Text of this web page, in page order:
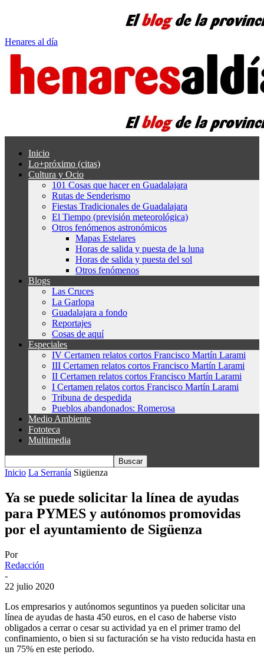
Henares al día
Inicio
Lo+próximo (citas)
Cultura y Ocio
101 Cosas que hacer en Guadalajara
Rutas de Senderismo
Fiestas Tradicionales de Guadalajara
El Tiempo (previsión meteorológica)
Otros fenómenos astronómicos
Mapas Estelares
Horas de salida y puesta de la luna
Horas de salida y puesta del sol
Otros fenómenos
Blogs
Las Cruces
La Garlopa
Guadalajara a fondo
Reportajes
Cosas de aquí
Especiales
IV Certamen relatos cortos Francisco Martín Larami
III Certamen relatos cortos Francisco Martín Larami
II Certamen relatos cortos Francisco Martín Larami
I Certamen relatos cortos Francisco Martín Larami
Tribuna de despedida
Pueblos abandonados: Romerosa
Medio Ambiente
Fototeca
Multimedia
Inicio La Serranía Sigüenza
Ya se puede solicitar la línea de ayudas
para PYMES y autónomos promovidas
por el ayuntamiento de Sigüenza
Por
Redacción
-
22 julio 2020
Los empresarios y autónomos seguntinos ya pueden solicitar una
línea de ayudas de hasta 450 euros, en el caso de haberse visto
obligados a cerrar o cesar su actividad ya en el primer tramo del
confinamiento, o bien si su facturación se ha visto reducida hasta en
un 75% en este periodo.